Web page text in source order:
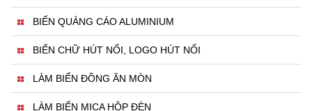
BIỂN QUẢNG CÁO ALUMINIUM
BIỂN CHỮ HÚT NỔI, LOGO HÚT NỔI
LÀM BIỂN ĐỒNG ĂN MÒN
LÀM BIỂN MICA HỘP ĐÈN